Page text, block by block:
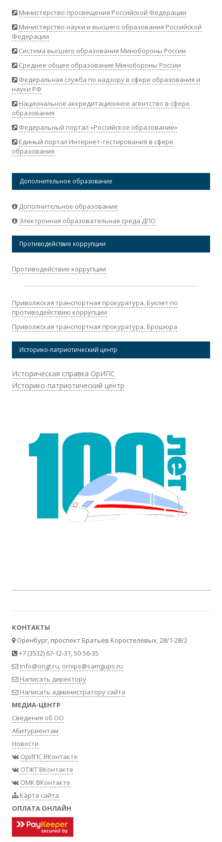
Министерство просвещения Российской Федерации
Министерство науки и высшего образования Российской
Федерации
Система высшего образования Минобороны России
Среднее общее образование Минобороны России
Федеральная служба по надзору в сфере образования и
науки РФ
Национальное аккредитационное агентство в сфере
образования
Федеральный портал «Российское образование»
Единый портал Интернет-тестирования в сфере
образования
Дополнительное образование
Дополнительное образование
Электронная образовательная среда ДПО
Противодействие коррупции
Противодействие коррупции
Приволжская транспортная прокуратура. Буклет по
противодействию коррупции
Приволжская транспортная прокуратура. Брошюра
Историко-патриотический центр
Историческая справка ОрИПС
Историко-патриотический центр
КОНТАКТЫ
Оренбург, проспект Братьев Коростелёвых, 28/1-28/2
+7 (3532) 67-12-31, 50-56-35
info@origt.ru, ornips@samgups.ru
Написать директору
Написать администратору сайта
МЕДИА-ЦЕНТР
Сведения об ОО
Абитуриентам
Новости
ОрИПС ВКонтакте
ОТЖТ ВКонтакте
ОМК ВКонтакте
Карта сайта
ОПЛАТА ОНЛАЙН